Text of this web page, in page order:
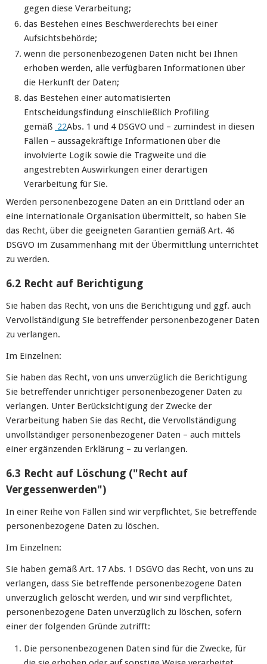
gegen diese Verarbeitung;
das Bestehen eines Beschwerderechts bei einer
Aufsichtsbehörde;
wenn die personenbezogenen Daten nicht bei Ihnen
erhoben werden, alle verfügbaren Informationen über
die Herkunft der Daten;
das Bestehen einer automatisierten
Entscheidungsfindung einschließlich Profiling
gemäß 22Abs. 1 und 4 DSGVO und – zumindest in diesen
Fällen – aussagekräftige Informationen über die
involvierte Logik sowie die Tragweite und die
angestrebten Auswirkungen einer derartigen
Verarbeitung für Sie.
Werden personenbezogene Daten an ein Drittland oder an
eine internationale Organisation übermittelt, so haben Sie
das Recht, über die geeigneten Garantien gemäß Art. 46
DSGVO im Zusammenhang mit der Übermittlung unterrichtet
zu werden.
6.2 Recht auf Berichtigung
Sie haben das Recht, von uns die Berichtigung und ggf. auch
Vervollständigung Sie betreffender personenbezogener Daten
zu verlangen.
Im Einzelnen:
Sie haben das Recht, von uns unverzüglich die Berichtigung
Sie betreffender unrichtiger personenbezogener Daten zu
verlangen. Unter Berücksichtigung der Zwecke der
Verarbeitung haben Sie das Recht, die Vervollständigung
unvollständiger personenbezogener Daten – auch mittels
einer ergänzenden Erklärung – zu verlangen.
6.3 Recht auf Löschung ("Recht auf
Vergessenwerden")
In einer Reihe von Fällen sind wir verpflichtet, Sie betreffende
personenbezogene Daten zu löschen.
Im Einzelnen:
Sie haben gemäß Art. 17 Abs. 1 DSGVO das Recht, von uns zu
verlangen, dass Sie betreffende personenbezogene Daten
unverzüglich gelöscht werden, und wir sind verpflichtet,
personenbezogene Daten unverzüglich zu löschen, sofern
einer der folgenden Gründe zutrifft:
Die personenbezogenen Daten sind für die Zwecke, für